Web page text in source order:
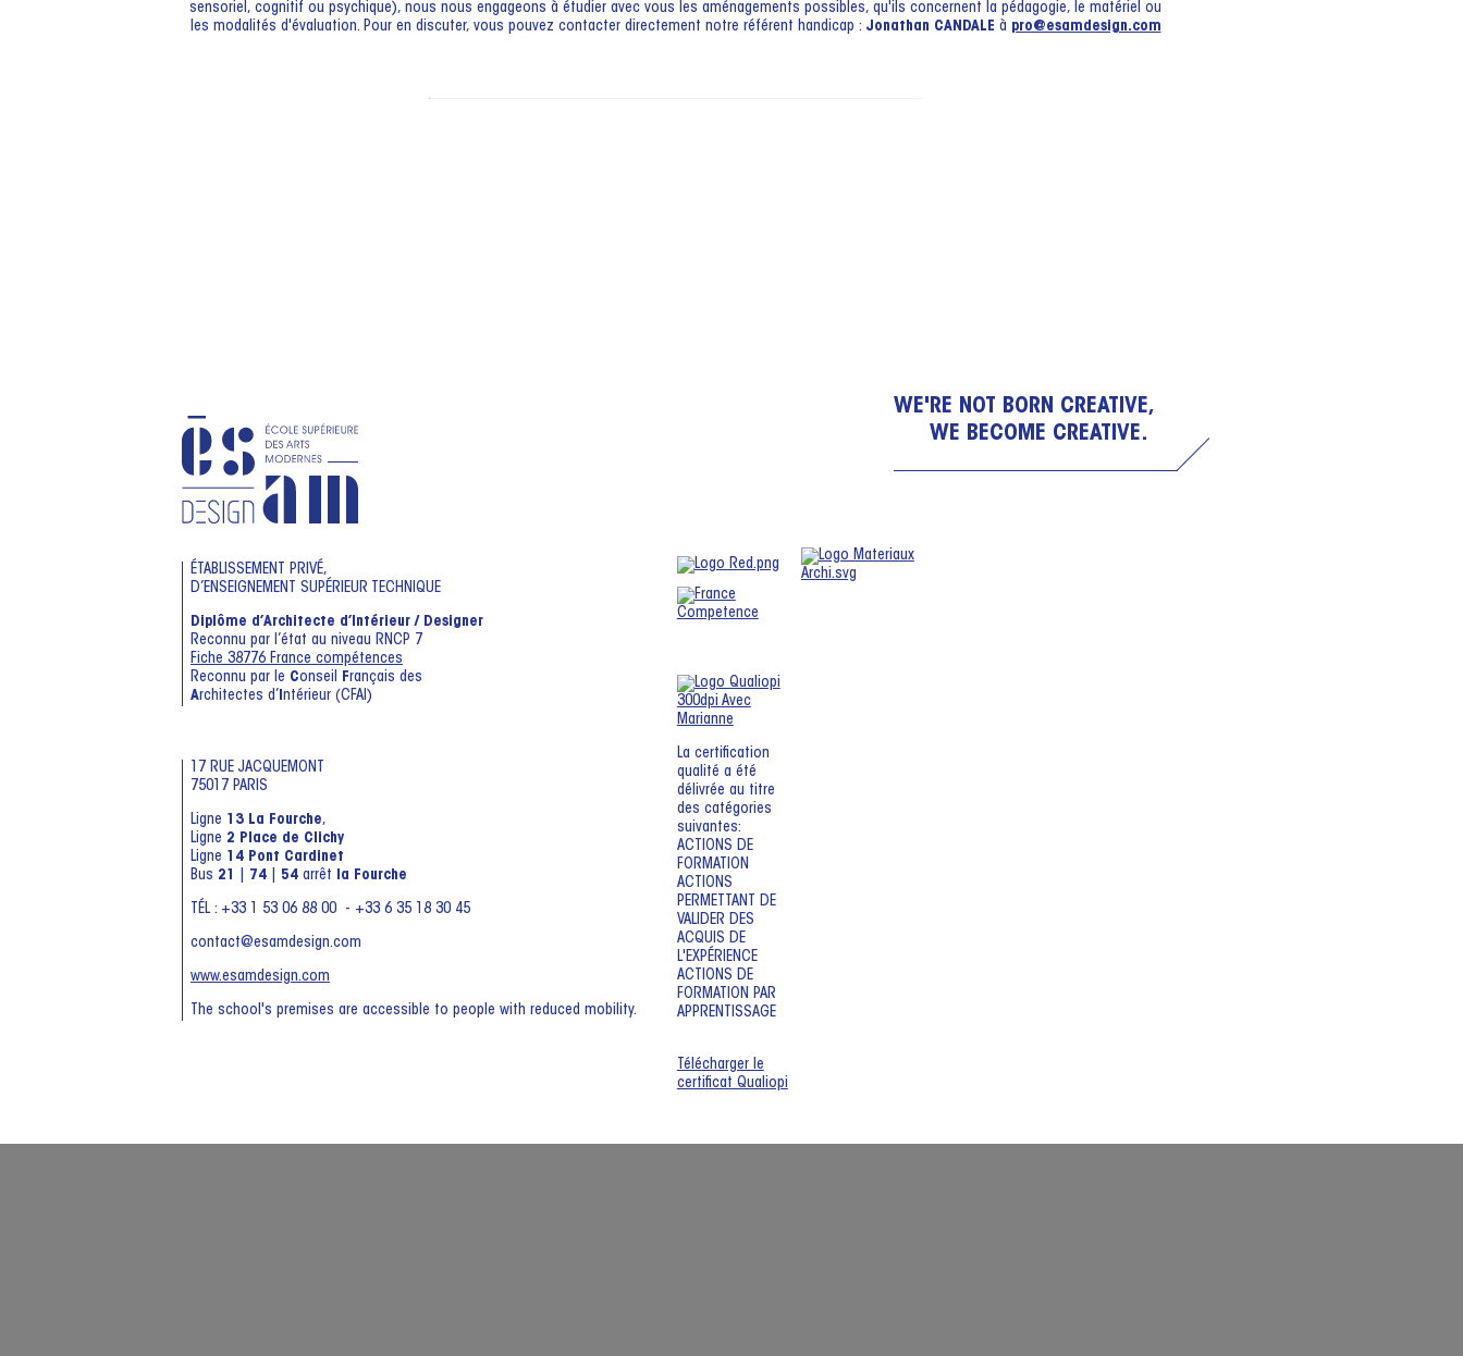
sensoriel, cognitif ou psychique), nous nous engageons à étudier avec vous les aménagements possibles, qu'ils concernent la pédagogie, le matériel ou
les modalités d'évaluation. Pour en discuter, vous pouvez contacter directement notre référent handicap : Jonathan CANDALE à pro@esamdesign.com
WE'RE NOT BORN CREATIVE,
WE BECOME CREATIVE.
ÉTABLISSEMENT PRIVÉ,
D’ENSEIGNEMENT SUPÉRIEUR TECHNIQUE
Diplôme d’Architecte d’Intérieur / Designer
Reconnu par l’état au niveau RNCP 7
Fiche 38776 France compétences
Reconnu par le Conseil Français des
Architectes d’ Intérieur (CFAI)
17 RUE JACQUEMONT
75017 PARIS
Ligne 13 La Fourche,
Ligne 2 Place de Clichy
Ligne 14 Pont Cardinet
Bus 21 74 54 arrêt la Fourche
TÉL : +33 1 53 06 88 00 - +33 6 35 18 30 45
contact@esamdesign.com
www.esamdesign.com
The school's premises are accessible to people with reduced mobility.
La certification
qualité a été
délivrée au titre
des catégories
suivantes:
ACTIONS DE
FORMATION
ACTIONS
PERMETTANT DE
VALIDER DES
ACQUIS DE
L'EXPÉRIENCE
ACTIONS DE
FORMATION PAR
APPRENTISSAGE
Télécharger le
certificat Qualiopi